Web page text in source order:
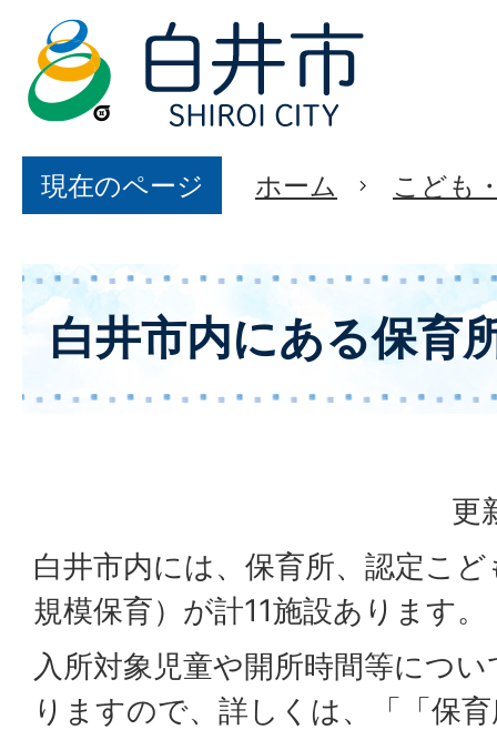
現在のページ ホーム こども
白井市内にある保育
更
白井市内には、保育所、認定こ
規模保育）が計11施設あります。
入所対象児童や開所時間等につ
りますので、詳しくは、「「保